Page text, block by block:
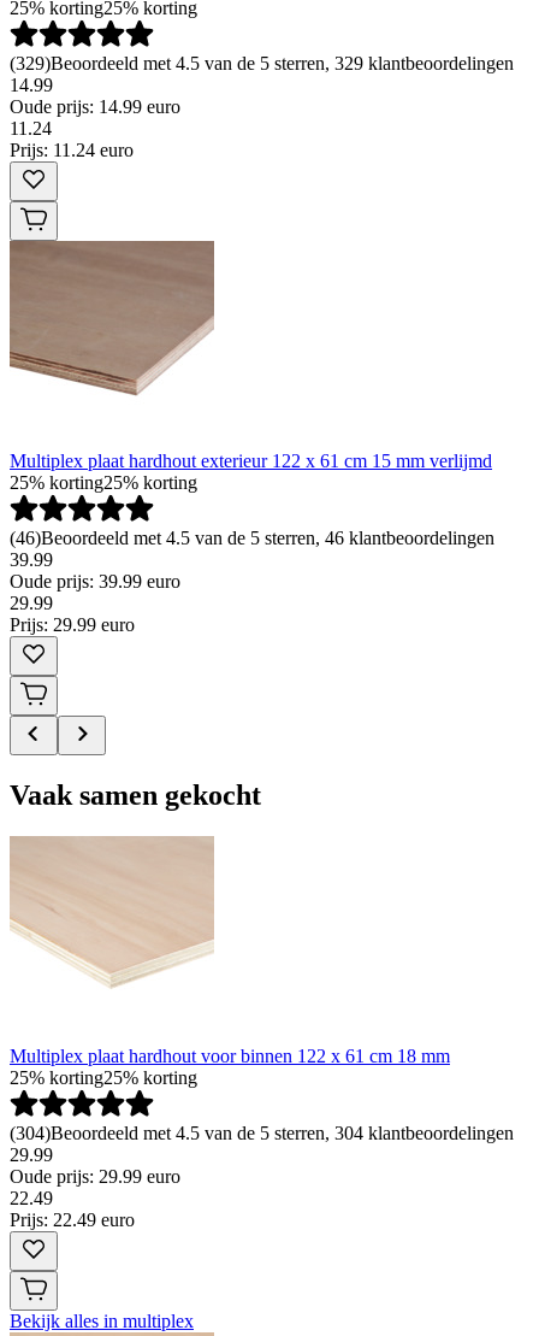
25% korting25% korting
(329)Beoordeeld met 4.5 van de 5 sterren, 329 klantbeoordelingen
14.99
Oude prijs: 14.99 euro
11 .24
Prijs: 11.24 euro
Multiplex plaat hardhout exterieur 122 x 61 cm 15 mm verlijmd
25% korting25% korting
(46)Beoordeeld met 4.5 van de 5 sterren, 46 klantbeoordelingen
39.99
Oude prijs: 39.99 euro
29.99
Prijs: 29.99 euro
Vaak samen gekocht
Multiplex plaat hardhout voor binnen 122 x 61 cm 18 mm
25% korting25% korting
(304)Beoordeeld met 4.5 van de 5 sterren, 304 klantbeoordelingen
29.99
Oude prijs: 29.99 euro
22.49
Prijs: 22.49 euro
Bekijk alles in multiplex